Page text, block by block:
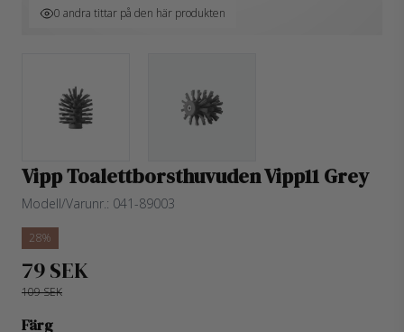
0 andra tittar på den här produkten
Vipp Toalettborsthuvuden Vipp11 Grey
Modell/Varunr.: 041-89003
28%
79 SEK
109 SEK
Färg